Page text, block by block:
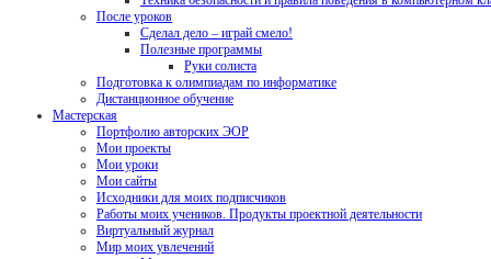
После уроков
Сделал дело – играй смело!
Полезные программы
Руки солиста
Подготовка к олимпиадам по информатике
Дистанционное обучение
Мастерская
Портфолио авторских ЭОР
Мои проекты
Мои уроки
Мои сайты
Исходники для моих подписчиков
Работы моих учеников. Продукты проектной деятельности
Виртуальный журнал
Мир моих увлечений